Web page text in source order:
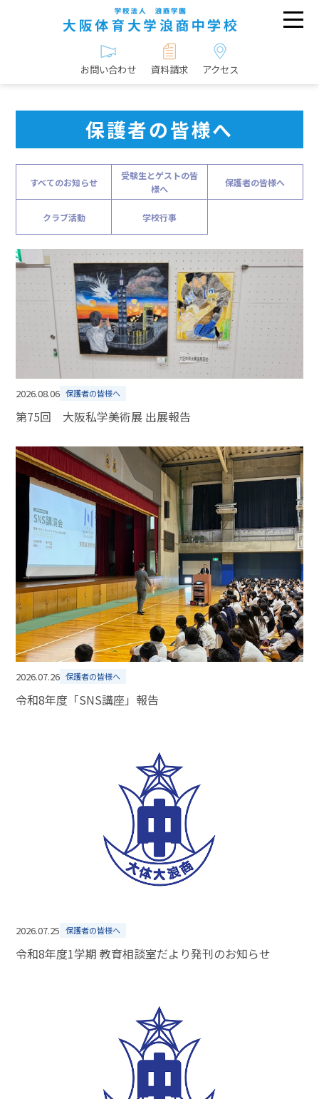
お問い合わせ 資料請求 アクセス
保護者の皆様へ
すべてのお知らせ
受験生とゲストの皆
様へ
保護者の皆様へ
クラブ活動 学校行事
2026.08.06 保護者の皆様へ
第75回 大阪私学美術展 出展報告
2026.07.26 保護者の皆様へ
令和8年度「SNS講座」報告
2026.07.25 保護者の皆様へ
令和8年度1学期 教育相談室だより発刊のお知らせ